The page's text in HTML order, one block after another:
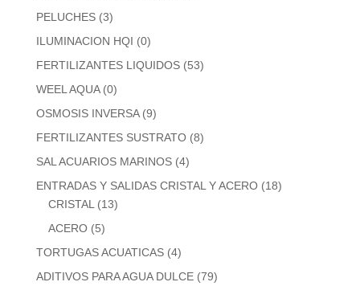
PELUCHES (3)
ILUMINACION HQI (0)
FERTILIZANTES LIQUIDOS (53)
WEEL AQUA (0)
OSMOSIS INVERSA (9)
FERTILIZANTES SUSTRATO (8)
SAL ACUARIOS MARINOS (4)
ENTRADAS Y SALIDAS CRISTAL Y ACERO (18)
CRISTAL (13)
ACERO (5)
TORTUGAS ACUATICAS (4)
ADITIVOS PARA AGUA DULCE (79)